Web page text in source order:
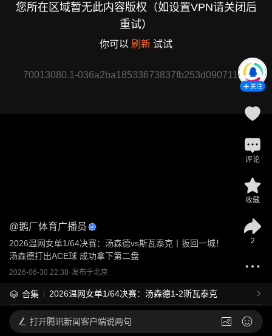
您所在区域暂无此内容版权（如设置VPN请关闭后
重试）
你可以 刷新 试试
70013080.1-036a2ba18533673837fb253d09071153
@鹅厂体育广播员
2026温网女单1/64决赛：汤森德vs斯瓦泰克丨扳回一城！
汤森德打出ACE球 成功拿下第二盘
2026-06-30 22:38 发布于北京
合集 2026温网女单1/64决赛：汤森德1-2斯瓦泰克
关注
评论
收藏
2
打开腾讯新闻客户端说两句